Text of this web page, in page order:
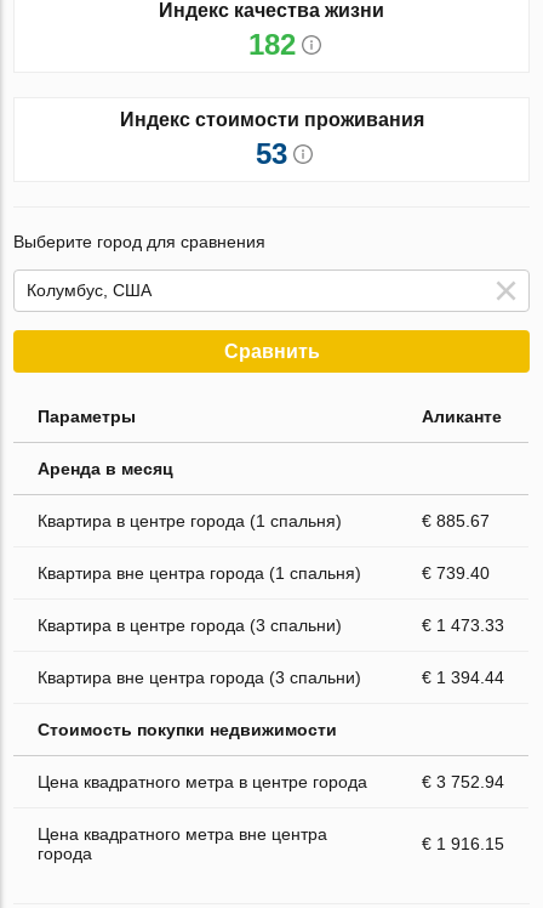
Индекс качества жизни
182
Индекс стоимости проживания
53
Выберите город для сравнения
Сравнить
Параметры Аликанте
Аренда в месяц
Квартира в центре города (1 спальня) € 885.67
Квартира вне центра города (1 спальня) € 739.40
Квартира в центре города (3 спальни) € 1 473.33
Квартира вне центра города (3 спальни) € 1 394.44
Стоимость покупки недвижимости
Цена квадратного метра в центре города € 3 752.94
Цена квадратного метра вне центра
города
€ 1 916.15